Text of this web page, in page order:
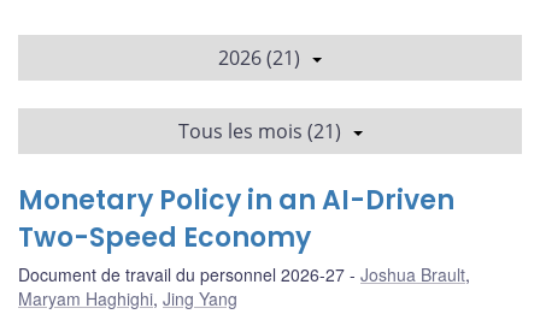
2026 (21)
Tous les mois (21)
Monetary Policy in an AI-Driven
Two-Speed Economy
Document de travail du personnel 2026-27 Joshua Brault,
Maryam Haghighi, Jing Yang